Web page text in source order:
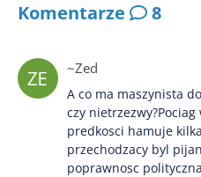
Komentarze 8
~Zed
A co ma maszynista
czy
predkosci hamuje
przechodzacy byl
poprawnosc